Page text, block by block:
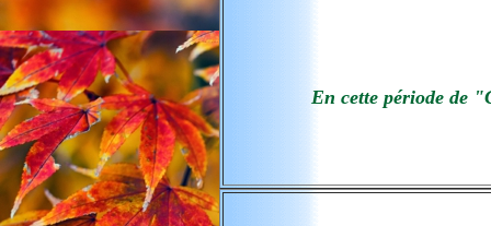
En cette période de